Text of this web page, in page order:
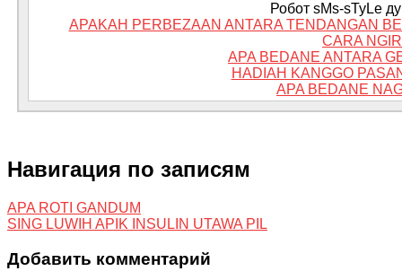
Робот sMs-sTyLe
APAKAH PERBEZAAN ANTARA TENDANGAN
CARA
APA BEDANE ANTARA
HADIAH KANGGO
APA BEDANE
Навигация по записям
APA ROTI GANDUM
SING LUWIH APIK INSULIN UTAWA PIL
Добавить комментарий